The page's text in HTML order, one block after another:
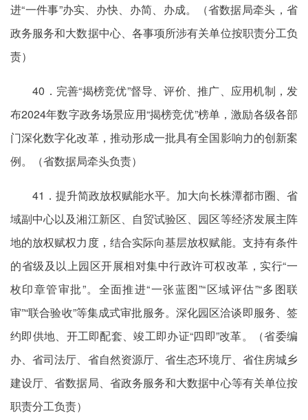
进“一件事”办实、办快、办简、办成。（省数据局牵头，省
政务服务和大数据中心、各事项所涉有关单位按职责分工负
责）
40．完善“揭榜竞优”督导、评价、推广、应用机制，发
布2024年数字政务场景应用“揭榜竞优”榜单，激励各级各部
门深化数字化改革，推动形成一批具有全国影响力的创新案
例。（省数据局牵头负责）
41．提升简政放权赋能水平。加大向长株潭都市圈、省
域副中心以及湘江新区、自贸试验区、园区等经济发展主阵
地的放权赋权力度，结合实际向基层放权赋能。支持有条件
的省级及以上园区开展相对集中行政许可权改革，实行“一
枚印章管审批”。全面推进“一张蓝图”“区域评估”“多图联
审”“联合验收”等集成式审批服务。深化园区洽谈即服务、签
约即供地、开工即配套、竣工即办证“四即”改革。（省委编
办、省司法厅、省自然资源厅、省生态环境厅、省住房城乡
建设厅、省数据局、省政务服务和大数据中心等有关单位按
职责分工负责）